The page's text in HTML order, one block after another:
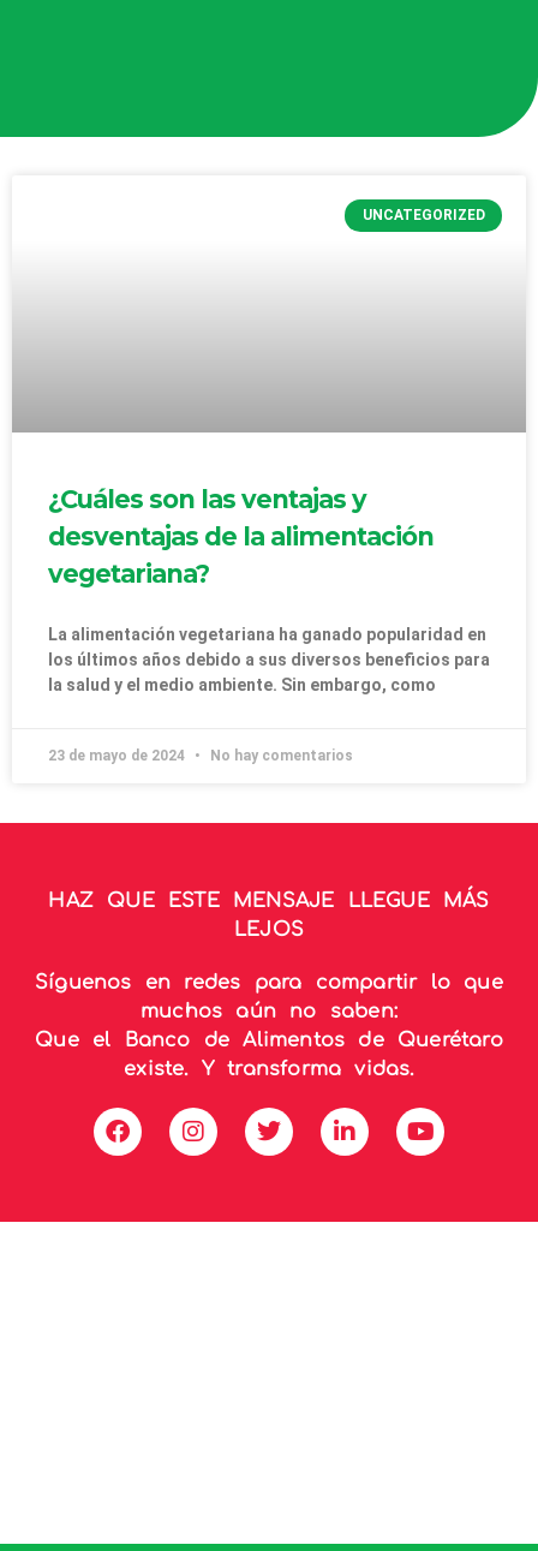
UNCATEGORIZED
¿Cuáles son las ventajas y
desventajas de la alimentación
vegetariana?
La alimentación vegetariana ha ganado popularidad en
los últimos años debido a sus diversos beneficios para
la salud y el medio ambiente. Sin embargo, como
23 de mayo de 2024 No hay comentarios
HAZ QUE ESTE MENSAJE LLEGUE MÁS
LEJOS
Síguenos en redes para compartir lo que
muchos aún no saben:
Que el Banco de Alimentos de Querétaro
existe. Y transforma vidas.